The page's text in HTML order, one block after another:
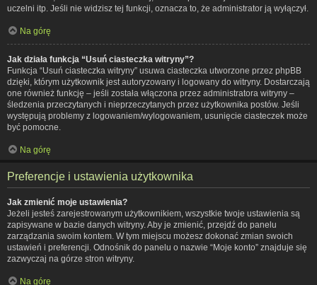
uczelni itp. Jeśli nie widzisz tej funkcji, oznacza to, że administrator ją wyłączył.
Na górę
Jak działa funkcja “Usuń ciasteczka witryny”?
Funkcja “Usuń ciasteczka witryny” usuwa ciasteczka utworzone przez phpBB
dzięki, którym użytkownik jest autoryzowany i logowany do witryny. Dostarczają
one również funkcję – jeśli została włączona przez administratora witryny –
śledzenia przeczytanych i nieprzeczytanych przez użytkownika postów. Jeśli
występują problemy z logowaniem/wylogowaniem, usunięcie ciasteczek może
być pomocne.
Na górę
Preferencje i ustawienia użytkownika
Jak zmienić moje ustawienia?
Jeżeli jesteś zarejestrowanym użytkownikiem, wszystkie twoje ustawienia są
zapisywane w bazie danych witryny. Aby je zmienić, przejdź do panelu
zarządzania swoim kontem. W tym miejscu możesz dokonać zmian swoich
ustawień i preferencji. Odnośnik do panelu o nazwie “Moje konto” znajduje się
zazwyczaj na górze stron witryny.
Na górę